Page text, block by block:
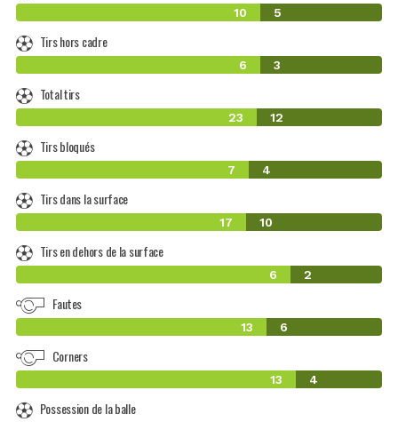
10 5
Tirs hors cadre
6 3
Total tirs
23 12
Tirs bloqués
7 4
Tirs dans la surface
17 10
Tirs en dehors de la surface
6 2
Fautes
13 6
Corners
13 4
Possession de la balle